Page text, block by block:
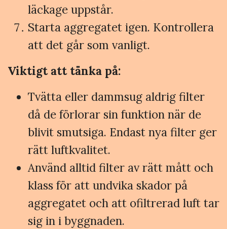
läckage uppstår.
Starta aggregatet igen. Kontrollera
att det går som vanligt.
Viktigt att tänka på:
Tvätta eller dammsug aldrig filter
då de förlorar sin funktion när de
blivit smutsiga. Endast nya filter ger
rätt luftkvalitet.
Använd alltid filter av rätt mått och
klass för att undvika skador på
aggregatet och att ofiltrerad luft tar
sig in i byggnaden.